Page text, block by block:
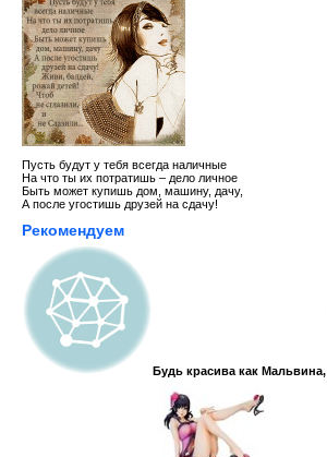
Пусть будут у тебя всегда наличные
На что ты их потратишь – дело личное
Быть может купишь дом, машину, дачу,
А после угостишь друзей на сдачу!
Рекомендуем
Будь красива как Мальвина,